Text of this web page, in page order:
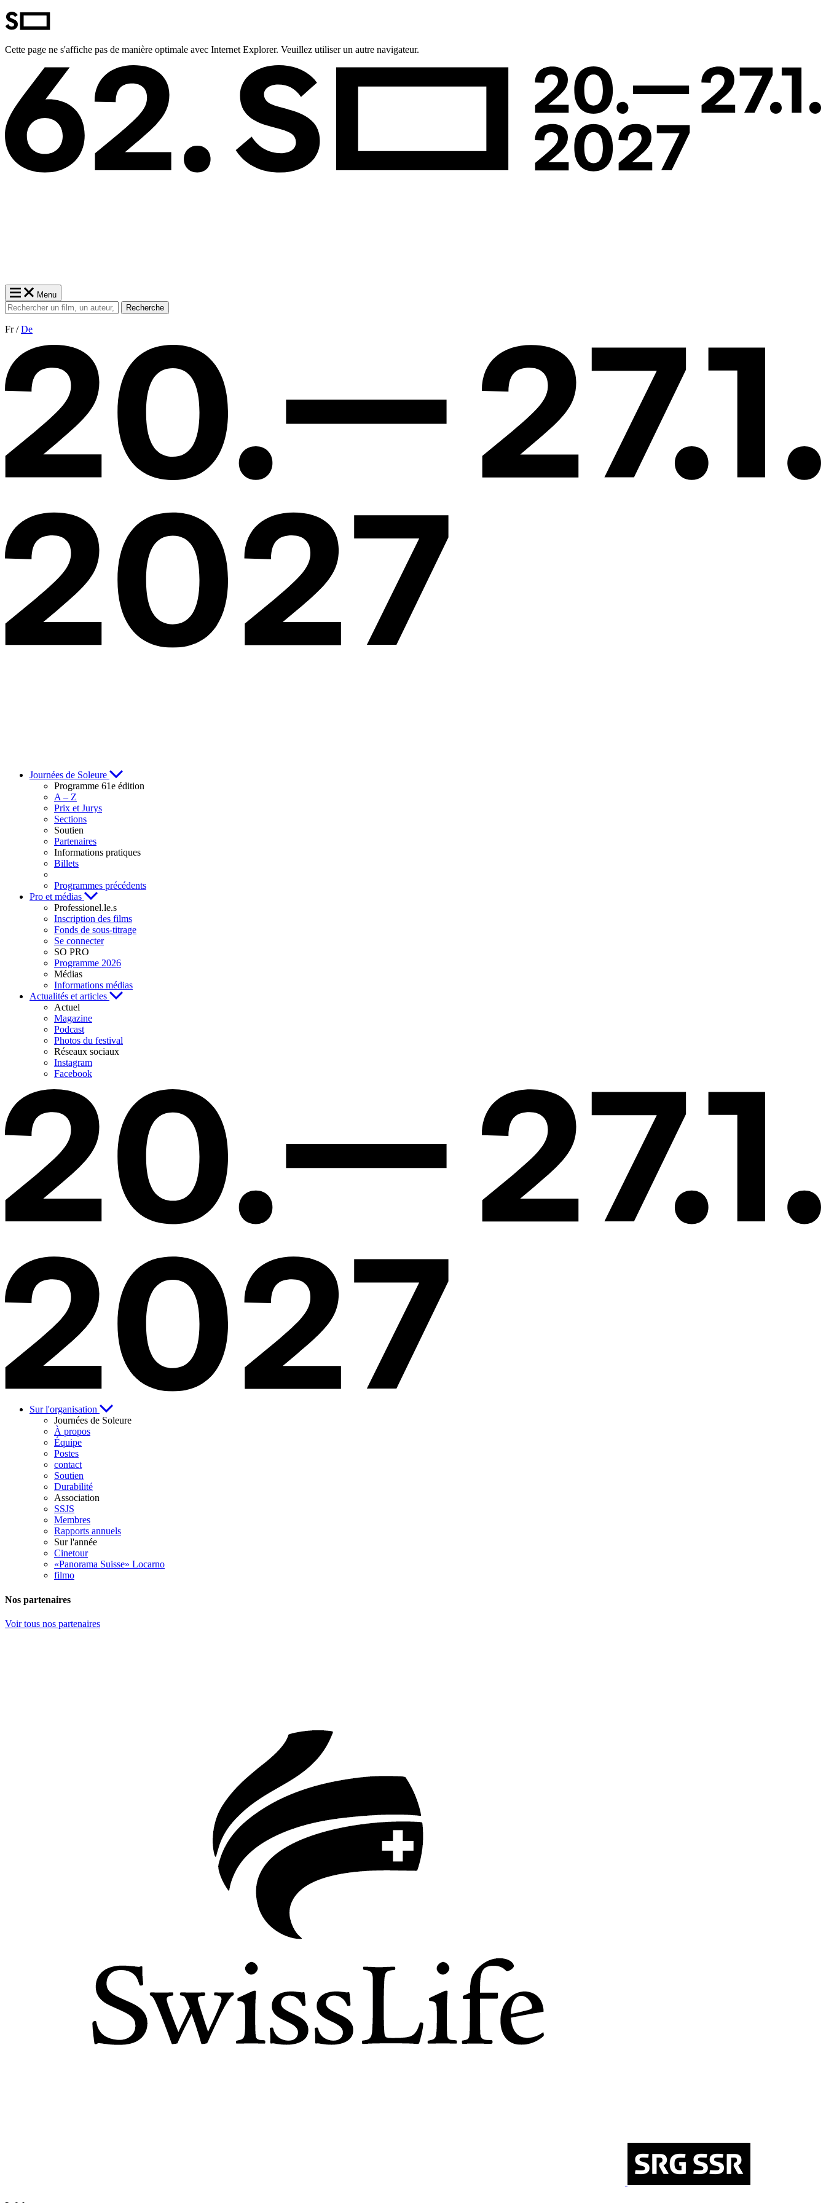
Cette page ne s'affiche pas de manière optimale avec Internet Explorer. Veuillez utiliser un autre navigateur.
Menu
Recherche
Fr /De
Journées de Soleure
Programme 61e édition
A – Z
Prix et Jurys
Sections
Soutien
Partenaires
Informations pratiques
Billets
Programmes précédents
Pro et médias
Professionel.le.s
Inscription des films
Fonds de sous-titrage
Se connecter
SO PRO
Programme 2026
Médias
Informations médias
Actualités et articles
Actuel
Magazine
Podcast
Photos du festival
Réseaux sociaux
Instagram
Facebook
Sur l'organisation
Journées de Soleure
À propos
Équipe
Postes
contact
Soutien
Durabilité
Association
SSJS
Membres
Rapports annuels
Sur l'année
Cinetour
«Panorama Suisse» Locarno
filmo
Nos partenaires
Voir tous nos partenaires